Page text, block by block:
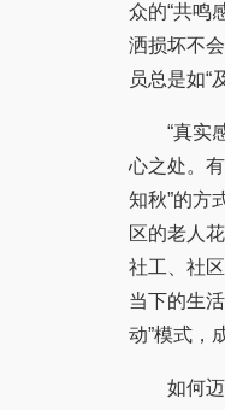
众的“共鸣
洒损坏不
员总是如“
“真实感”
心之处。
知秋”的方
区的老人
社工、社
当下的生
动”模式，
如何迈出